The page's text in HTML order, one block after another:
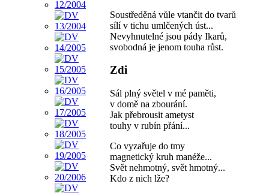
Soustředěná vůle vtančit do tvarů
sílí v tichu umlčených úst...
Nevyhnutelné jsou pády Ikarů,
svobodná je jenom touha růst.
Zdi
Sál plný světel v mé paměti,
v domě na zbourání.
Jak přebrousit ametyst
touhy v rubín přání...
Co vyzařuje do tmy
magnetický kruh manéže...
Svět nehmotný, svět hmotný...
Kdo z nich lže?